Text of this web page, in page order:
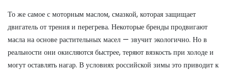
То же самое с моторным маслом, смазкой, которая защищает
двигатель от трения и перегрева. Некоторые бренды продвигают
масла на основе растительных масел — звучит экологично. Но в
реальности они окисляются быстрее, теряют вязкость при холоде и
могут оставлять нагар. В условиях российской зимы это приводит к